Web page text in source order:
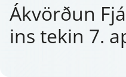
Ákvörðun
ins tek­in 7.